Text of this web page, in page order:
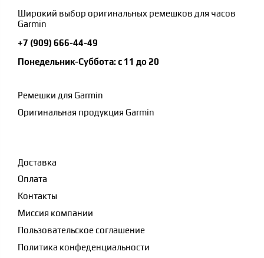
Широкий выбор оригинальных ремешков для часов
Garmin
+7 (909) 666-44-49
Понедельник-Суббота: с 11 до 20
Ремешки для Garmin
Оригинальная продукция Garmin
Доставка
Оплата
Контакты
Миссия компании
Пользовательское соглашение
Политика конфеденциальности